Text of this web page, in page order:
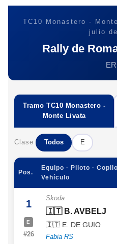
TC10 Monastero -
julio
Rally de
Tramo TC10 Monastero -
Monte Livata
Clase Todos E
Pos.
Equipo · Piloto ·
Vehículo
1
E
#26
Skoda
🇮🇹 B. AVBELJ
🇮🇹 E. DE GUIO
Fabia RS